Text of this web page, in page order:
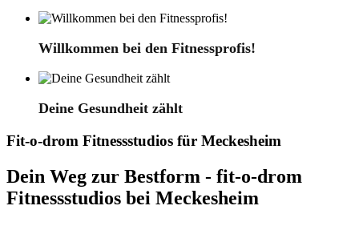
Willkommen bei den Fitnessprofis!
Deine Gesundheit zählt
Fit-o-drom Fitnessstudios für Meckesheim
Dein Weg zur Bestform - fit-o-drom
Fitnessstudios bei Meckesheim